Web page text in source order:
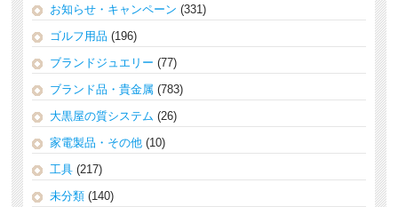
お知らせ・キャンペーン (331)
ゴルフ用品 (196)
ブランドジュエリー (77)
ブランド品・貴金属 (783)
大黒屋の質システム (26)
家電製品・その他 (10)
工具 (217)
未分類 (140)